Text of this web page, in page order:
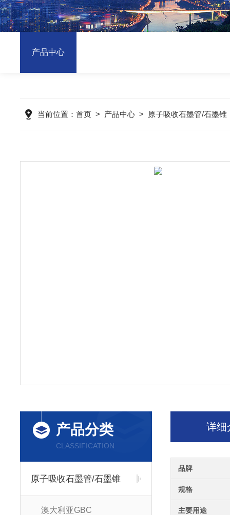
产品中心
当前位置： 首页 > 产品中心 > 原子吸收石墨管/石墨锥
产品分类
CLASSIFICATION
原子吸收石墨管/石墨锥
澳大利亚GBC
详细
品牌
规格
主要用途